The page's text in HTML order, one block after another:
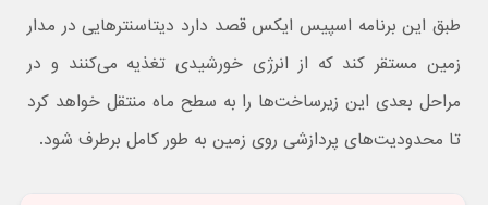
طبق این برنامه اسپیس ایکس قصد دارد دیتاسنترهایی در مدار
زمین مستقر کند که از انرژی خورشیدی تغذیه می‌کنند و در
مراحل بعدی این زیرساخت‌ها را به سطح ماه منتقل خواهد کرد
تا محدودیت‌های پردازشی روی زمین به طور کامل برطرف شود.